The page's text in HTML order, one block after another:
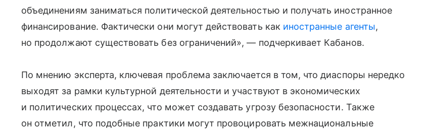
объединениям заниматься политической деятельностью и получать иностранное
финансирование. Фактически они могут действовать как иностранные агенты,
но продолжают существовать без ограничений», — подчеркивает Кабанов.
По мнению эксперта, ключевая проблема заключается в том, что диаспоры нередко
выходят за рамки культурной деятельности и участвуют в экономических
и политических процессах, что может создавать угрозу безопасности. Также
он отметил, что подобные практики могут провоцировать межнациональные